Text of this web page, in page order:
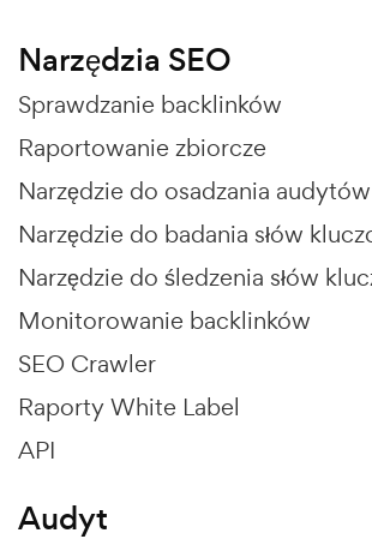
Narzędzia SEO
Sprawdzanie backlinków
Raportowanie zbiorcze
Narzędzie do osadzania audytów
Narzędzie do badania słów
Narzędzie do śledzenia słów
Monitorowanie backlinków
SEO Crawler
Raporty White Label
API
Audyt